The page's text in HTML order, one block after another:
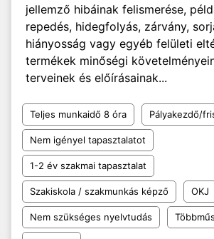
jellemző hibáinak felismerése,
repedés, hidegfolyás, zárvány,
hiányosság vagy egyéb felületi
termékek minőségi
terveinek és előírásainak...
Teljes munkaidő 8 óra Pályakezdő/
Nem igényel tapasztalatot
1-2 év szakmai tapasztalat
Szakiskola / szakmunkás képző OKJ
Nem szükséges nyelvtudás